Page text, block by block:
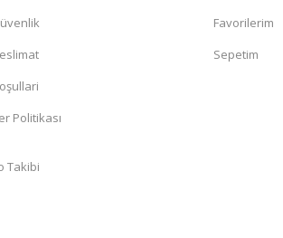
Politikası
Takibi
Favorilerim
Sepetim